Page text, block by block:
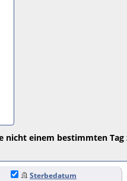
nicht einem bestimmten
Sterbedatum